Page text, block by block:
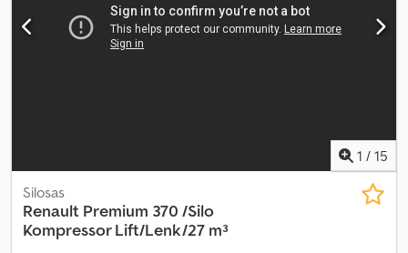
1 / 15
Silosas
Renault Premium 370 /Silo
Kompressor Lift/Lenk/27 m³